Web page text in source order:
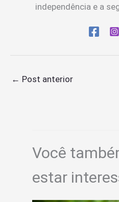
independência e a
← Post anterior
Você
estar